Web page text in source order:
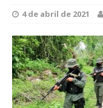
4 de abril de 2021